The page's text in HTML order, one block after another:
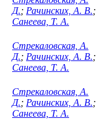
Д.; Рачинских, А. В.;
Санеева, Т. А.
Стрекаловская, А.
Д.; Рачинских, А. В.;
Санеева, Т. А.
Стрекаловская, А.
Д.; Рачинских, А. В.;
Санеева, Т. А.